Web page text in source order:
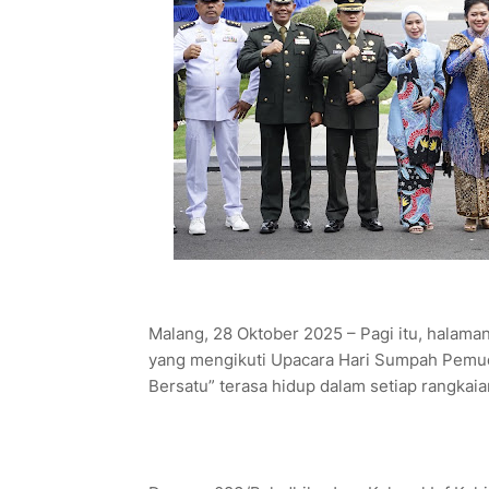
Malang, 28 Oktober 2025 – Pagi itu,
yang mengikuti Upacara Hari Sumpah
Bersatu” terasa hidup dalam setiap